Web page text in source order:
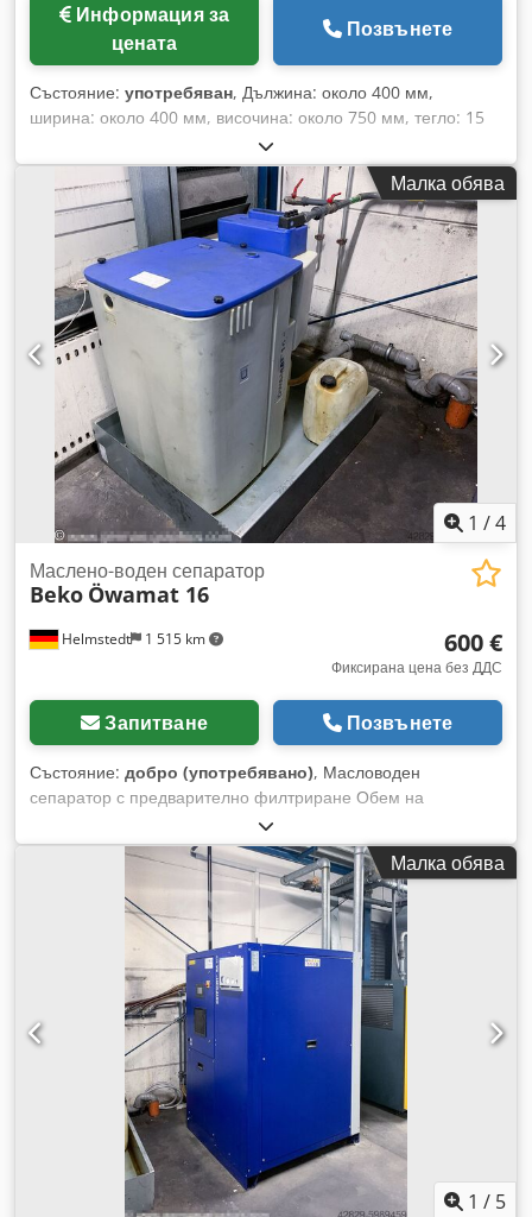
Информация за
цената
Позвънете
Състояние: употребяван, Дължина: около 400 мм,
ширина: около 400 мм, височина: около 750 мм, тегло: 15
кг. Използва се при пневматични инсталации. Chjdpfsh D E
T Dex Aprja
Малка обява
1 /4
Helmstedt 1 515 km
Маслено-воден сепаратор
Beko Öwamat 16
600 €
Фиксирана цена без ДДС
Запитване Позвънете
Състояние: добро (употребявано), Масловоден
сепаратор с предварително филтриране Обем на
резервоара (литри): 228,4 Максимална производителност
на компресора: 58,5 м³/мин Вход за кондензат: 3 x G1/2, 1 x
G1 Cedpfx Aeg Db R Aoproha Обем на пълнене: 158,8
литра Обем на филтъра: 1 x 37,2 / 1 x 40,3 литра
Малка обява
1 / 5